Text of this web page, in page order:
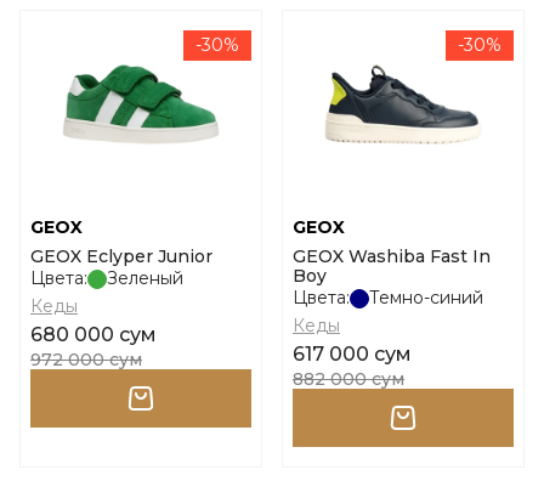
-30%
GEOX
GEOX Eclyper Junior
Цвета:
Зеленый
Кеды
680 000 сум
972 000 сум
-30%
GEOX
GEOX Washiba Fast In
Boy
Цвета:
Темно-синий
Кеды
617 000 сум
882 000 сум